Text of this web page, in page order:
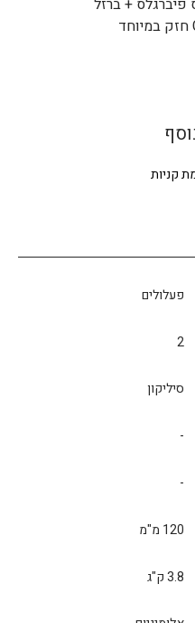
+ ברזל
קניות
פעלולים
2
סיליקון
-
-
120 מ"מ
3.8 ק"ג